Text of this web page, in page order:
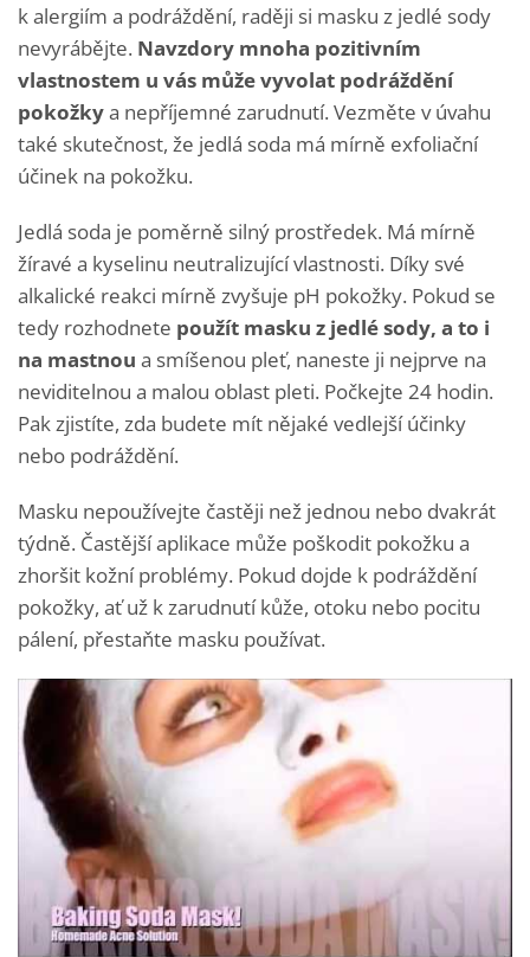
k alergiím a podráždění, raději si masku z jedlé sody
nevyrábějte. Navzdory mnoha pozitivním
vlastnostem u vás může vyvolat podráždění
pokožkya nepříjemné zarudnutí. Vezměte v úvahu
také skutečnost, že jedlá soda má mírně exfoliační
účinek na pokožku.
Jedlá soda je poměrně silný prostředek. Má mírně
žíravé a kyselinu neutralizující vlastnosti. Díky své
alkalické reakci mírně zvyšuje pH pokožky. Pokud se
tedy rozhodnete použít masku z jedlé sody, a to i
na mastnou a smíšenou pleť, naneste ji nejprve na
neviditelnou a malou oblast pleti. Počkejte 24 hodin.
Pak zjistíte, zda budete mít nějaké vedlejší účinky
nebo podráždění.
Masku nepoužívejte častěji než jednou nebo dvakrát
týdně. Častější aplikace může poškodit pokožku a
zhoršit kožní problémy. Pokud dojde k podráždění
pokožky, ať už k zarudnutí kůže, otoku nebo pocitu
pálení, přestaňte masku používat.